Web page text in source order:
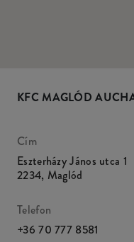
KFC MAGLÓD
Cím
Eszterházy János utca 1
2234, Maglód
Telefon
+36 70 777 8581